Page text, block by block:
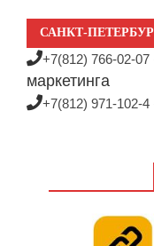
САНКТ-
+7(812) 766-02-07
маркетинга
+7(812) 971-102-4